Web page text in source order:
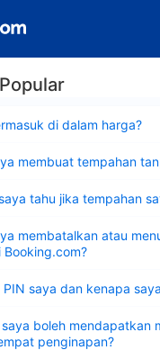
di dalam harga?
membuat tempahan
tahu jika tempahan
membatalkan atau
Booking.com?
saya dan kenapa
boleh mendapatkan
penginapan?